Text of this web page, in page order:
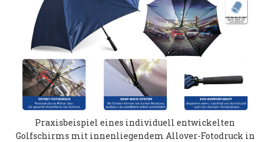
Praxisbeispiel eines individuell entwickelten
Golfschirms mit innenliegendem Allover-Fotodruck in